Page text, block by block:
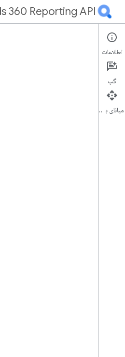
360 Reporting API
نمای کلی
شروع کنید
اطلاعات
گپ
میانای برنامه‌سازی کاربردی